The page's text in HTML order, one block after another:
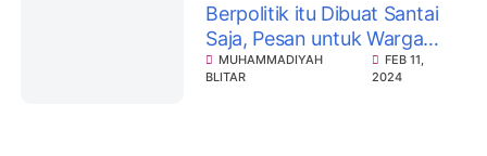
Berpolitik itu Dibuat Santai
Saja, Pesan untuk Warga
Muhammadiyah
MUHAMMADIYAH
BLITAR
FEB 11,
2024